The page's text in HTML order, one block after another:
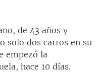
de 43 años y
solo dos carros en su
empezó la
hace 10 días.